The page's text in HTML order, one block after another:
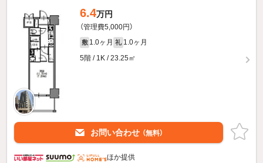
6.4万円
（管理費5,000円）
敷 1.0ヶ月 礼 1.0ヶ月
5階 / 1K / 23.25㎡
お問い合わせ （無料）
ほか提供